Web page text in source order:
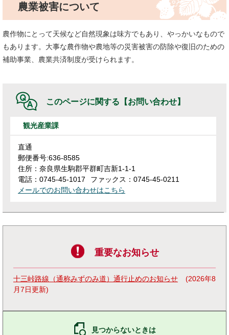
農業被害について
農作物にとって天候など自然現象は味方でもあり、やっかいなもので
もあります。大事な農作物や農地等の災害被害の防除や復旧のための
補助事業、農業共済制度が受けられます。
このページに関する 【お問い合わせ】
観光産業課
直通
郵便番号:636-8585
住所：奈良県生駒郡平群町吉新1-1-1
電話：0745-45-1017
ファックス：0745-45-0211
メールでのお問い合わせはこちら
重要なお知らせ
十三峠路線（通称みずのみ道）通行止めのお知らせ
2026年8
月7日更新
見つからないときは